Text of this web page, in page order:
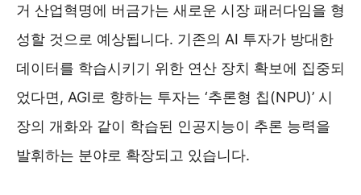
거 산업혁명에 버금가는 새로운 시장 패러다임을 형
성할 것으로 예상됩니다. 기존의 AI 투자가 방대한
데이터를 학습시키기 위한 연산 장치 확보에 집중되
었다면, AGI로 향하는 투자는 ‘추론형 칩(NPU)’ 시
장의 개화와 같이 학습된 인공지능이 추론 능력을
발휘하는 분야로 확장되고 있습니다.